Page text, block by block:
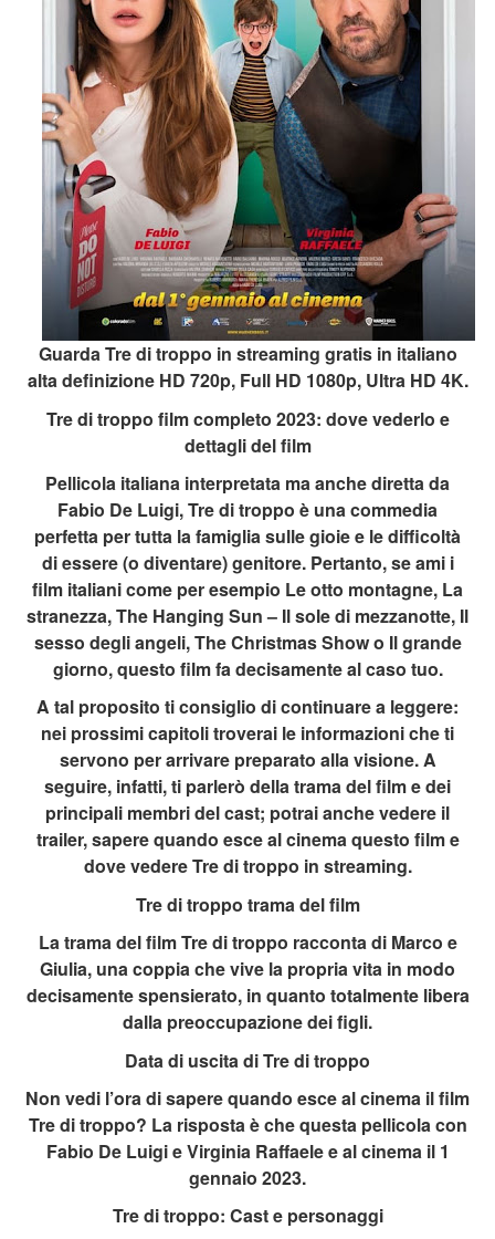
Guarda Tre di troppo in streaming gratis in italiano
alta definizione HD 720p, Full HD 1080p, Ultra HD 4K.
Tre di troppo film completo 2023: dove vederlo e
dettagli del film
Pellicola italiana interpretata ma anche diretta da
Fabio De Luigi, Tre di troppo è una commedia
perfetta per tutta la famiglia sulle gioie e le difficoltà
di essere (o diventare) genitore. Pertanto, se ami i
film italiani come per esempio Le otto montagne, La
stranezza, The Hanging Sun – Il sole di mezzanotte, Il
sesso degli angeli, The Christmas Show o Il grande
giorno, questo film fa decisamente al caso tuo.
A tal proposito ti consiglio di continuare a leggere:
nei prossimi capitoli troverai le informazioni che ti
servono per arrivare preparato alla visione. A
seguire, infatti, ti parlerò della trama del film e dei
principali membri del cast; potrai anche vedere il
trailer, sapere quando esce al cinema questo film e
dove vedere Tre di troppo in streaming.
Tre di troppo trama del film
La trama del film Tre di troppo racconta di Marco e
Giulia, una coppia che vive la propria vita in modo
decisamente spensierato, in quanto totalmente libera
dalla preoccupazione dei figli.
Data di uscita di Tre di troppo
Non vedi l’ora di sapere quando esce al cinema il film
Tre di troppo? La risposta è che questa pellicola con
Fabio De Luigi e Virginia Raffaele e al cinema il 1
gennaio 2023.
Tre di troppo: Cast e personaggi